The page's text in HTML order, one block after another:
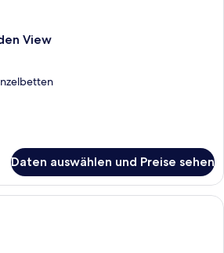
View
Daten auswählen und Preise sehen